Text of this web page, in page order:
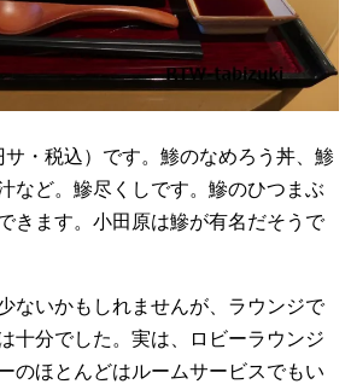
・税込）です。鯵のなめろう丼、鯵
など。鰺尽くしです。鰺のひつまぶ
きます。小田原は鰺が有名だそうで
ないかもしれませんが、ラウンジで
十分でした。実は、ロビーラウンジ
のほとんどはルームサービスでもい